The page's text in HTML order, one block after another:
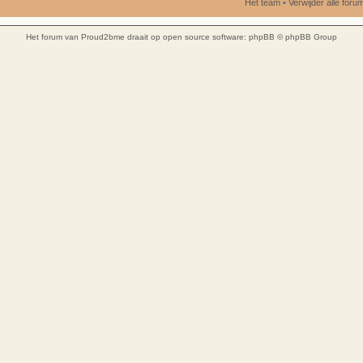
Het team• Verwijder alle
Het forum van Proud2bme draait op open source software: phpBB © phpBB Group